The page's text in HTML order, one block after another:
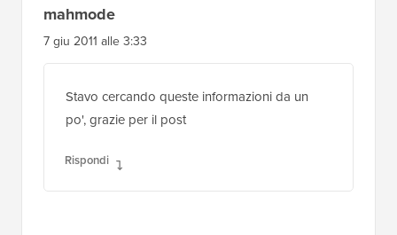
mahmode
7 giu 2011 alle 3:33
Stavo cercando queste informazioni da un
po', grazie per il post
Rispondi